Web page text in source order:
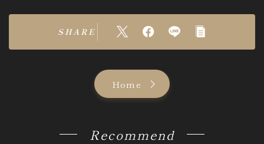
g
SHARE
Home
Recommend